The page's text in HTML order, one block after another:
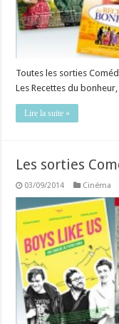
Toutes les sorties
Les Recettes du
Lire la suite »
Les sorties
03/09/2014 Cinéma